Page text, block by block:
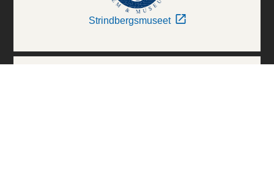
Strindbergsmuseet